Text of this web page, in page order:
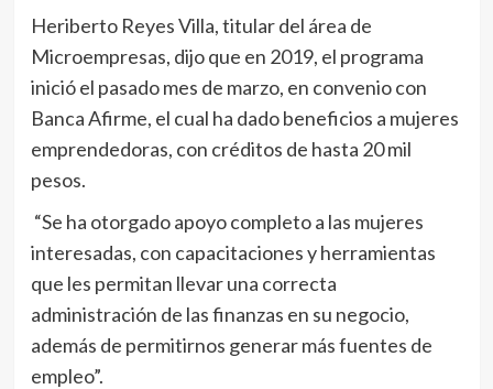
Heriberto Reyes Villa, titular del área de
Microempresas, dijo que en 2019, el programa
inició el pasado mes de marzo, en convenio con
Banca Afirme, el cual ha dado beneficios a mujeres
emprendedoras, con créditos de hasta 20 mil
pesos.
“Se ha otorgado apoyo completo a las mujeres
interesadas, con capacitaciones y herramientas
que les permitan llevar una correcta
administración de las finanzas en su negocio,
además de permitirnos generar más fuentes de
empleo”.